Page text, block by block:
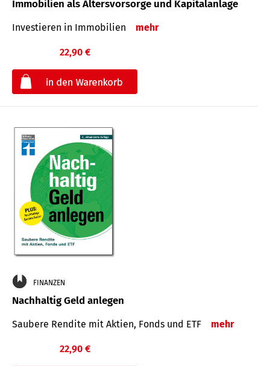
Immobilien als Altersvorsorge und Kapitalanlage
Investieren in Immobilien mehr
22,90 €
FINANZEN
Nachhaltig Geld anlegen
Saubere Rendite mit Aktien, Fonds und ETF mehr
22,90 €